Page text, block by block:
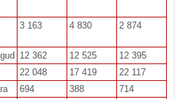
3 163 4 830 2 874
12 362 12 525
12 395
22 048 17 419
22 117
694 388
714